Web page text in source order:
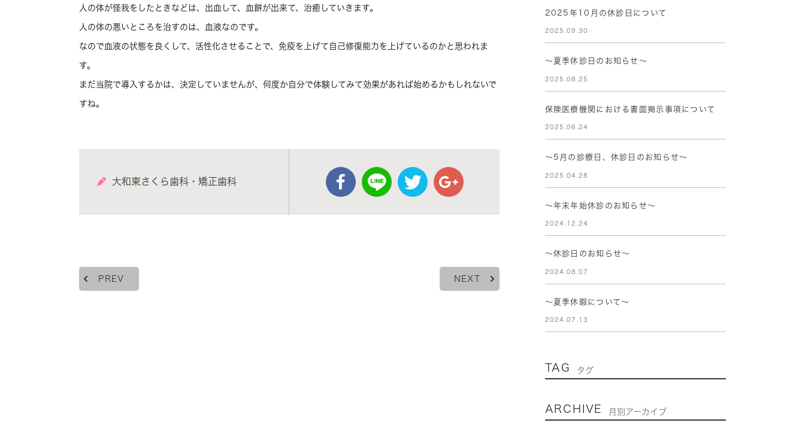
人の体が怪我をしたときなどは、出血して、血餅が出来て、治癒していきます。
人の体の悪いところを治すのは、血液なのです。
なので血液の状態を良くして、活性化させることで、免疫を上げて自己修復能力を上げているのかと思われま
す。
まだ当院で導入するかは、決定していませんが、何度か自分で体験してみて効果があれば始めるかもしれないで
すね。
大和東さくら歯科・矯正歯科
PREV NEXT
2025年10月の休診日について
2025.09.30
～夏季休診日のお知らせ～
2025.08.25
保険医療機関における書面掲示事項について
2025.06.24
～5月の診療日、休診日のお知らせ～
2025.04.28
〜年末年始休診のお知らせ〜
2024.12.24
～休診日のお知らせ～
2024.08.07
～夏季休暇について～
2024.07.13
TAG タグ
ARCHIVE 月別アーカイブ